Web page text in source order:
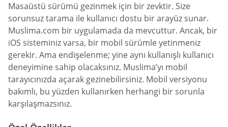
Masaüstü sürümü gezinmek için bir zevktir. Size
sorunsuz tarama ile kullanıcı dostu bir arayüz sunar.
Muslima.com bir uygulamada da mevcuttur. Ancak, bir
iOS sisteminiz varsa, bir mobil sürümle yetinmeniz
gerekir. Ama endişelenme; yine aynı kullanışlı kullanıcı
deneyimine sahip olacaksınız. Muslima’yı mobil
tarayıcınızda açarak gezinebilirsiniz. Mobil versiyonu
bakımlı, bu yüzden kullanırken herhangi bir sorunla
karşılaşmazsınız.